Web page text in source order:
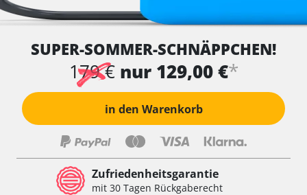
SUPER-SOMMER-SCHNÄPPCHEN!
179 € nur 129,00 €*
in den Warenkorb
Zufriedenheitsgarantie
mit 30 Tagen Rückgaberecht